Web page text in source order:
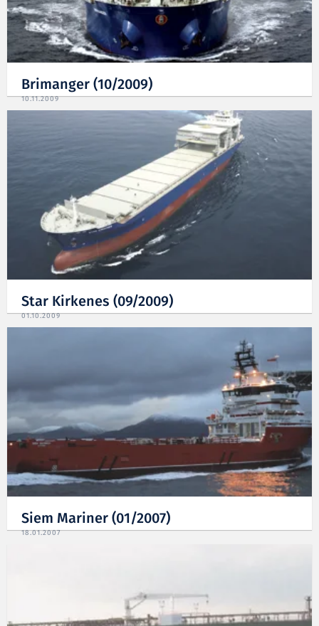
Brimanger (10/2009)
10.11.2009
Star Kirkenes (09/2009)
01.10.2009
Siem Mariner (01/2007)
18.01.2007